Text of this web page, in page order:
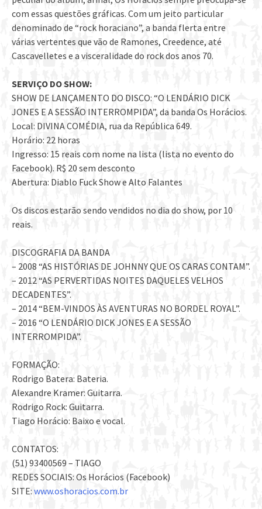
com essas questões gráficas. Com um jeito particular
denominado de “rock horaciano”, a banda flerta entre
várias vertentes que vão de Ramones, Creedence, até
Cascavelletes e a visceralidade do rock dos anos 70.
SERVIÇO DO SHOW:
SHOW DE LANÇAMENTO DO DISCO: “O LENDÁRIO DICK
JONES E A SESSÃO INTERROMPIDA”, da banda Os Horácios.
Local: DIVINA COMÉDIA, rua da República 649.
Horário: 22 horas
Ingresso: 15 reais com nome na lista (lista no evento do
Facebook). R$ 20 sem desconto
Abertura: Diablo Fuck Show e Alto Falantes
Os discos estarão sendo vendidos no dia do show, por 10
reais.
DISCOGRAFIA DA BANDA
– 2008 “AS HISTÓRIAS DE JOHNNY QUE OS CARAS CONTAM”.
– 2012 “AS PERVERTIDAS NOITES DAQUELES VELHOS
DECADENTES”.
– 2014 “BEM-VINDOS ÀS AVENTURAS NO BORDEL ROYAL”.
– 2016 “O LENDÁRIO DICK JONES E A SESSÃO
INTERROMPIDA”.
FORMAÇÃO:
Rodrigo Batera: Bateria.
Alexandre Kramer: Guitarra.
Rodrigo Rock: Guitarra.
Tiago Horácio: Baixo e vocal.
CONTATOS:
(51) 93400569 – TIAGO
REDES SOCIAIS: Os Horácios (Facebook)
SITE: www.oshoracios.com.br